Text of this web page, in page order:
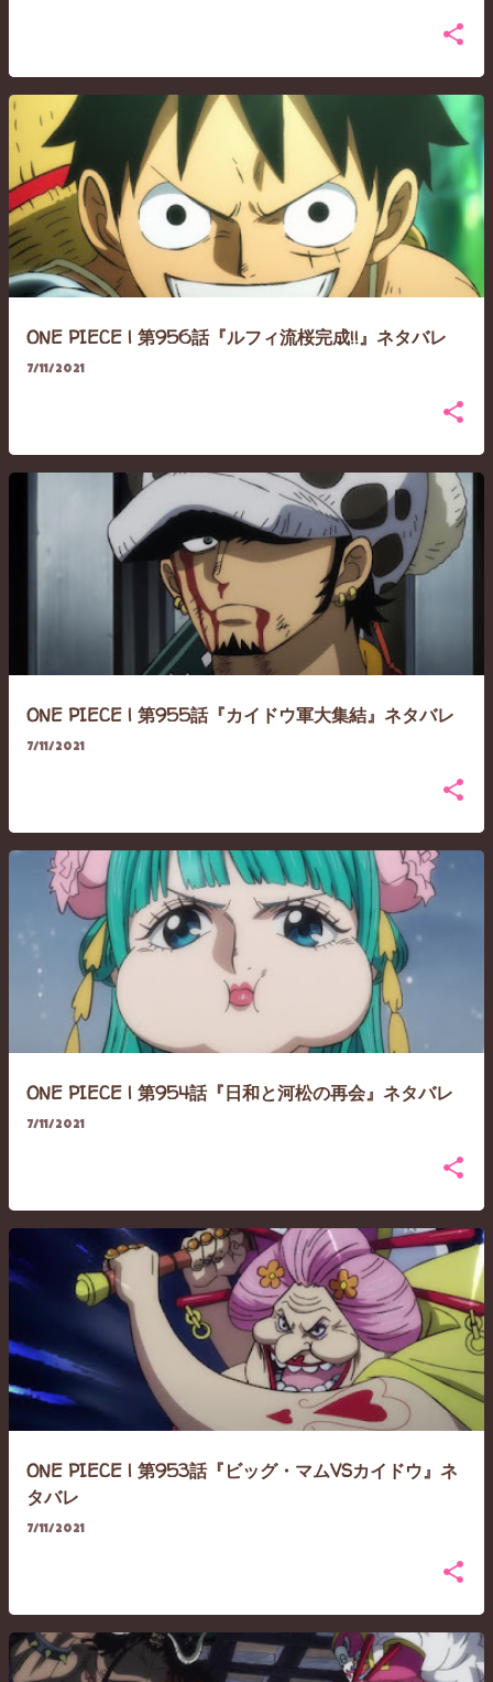
ONE PIECE | 第956話『ルフィ流桜完成!!』ネタバレ
7/11/2021
ONE PIECE | 第955話『カイドウ軍大集結』ネタバレ
7/11/2021
ONE PIECE | 第954話『日和と河松の再会』ネタバレ
7/11/2021
ONE PIECE | 第953話『ビッグ・マムVSカイドウ』ネ
タバレ
7/11/2021